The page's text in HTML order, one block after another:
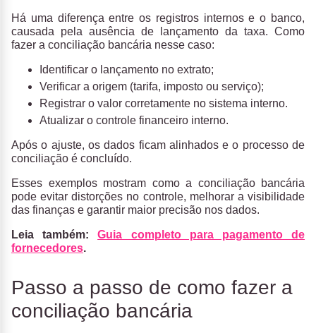
Há uma diferença entre os registros internos e o banco,
causada pela ausência de lançamento da taxa. Como
fazer a conciliação bancária nesse caso:
Identificar o lançamento no extrato;
Verificar a origem (tarifa, imposto ou serviço);
Registrar o valor corretamente no sistema interno.
Atualizar o controle financeiro interno.
Após o ajuste, os dados ficam alinhados e o processo de
conciliação é concluído.
Esses exemplos mostram como a conciliação bancária
pode evitar distorções no controle, melhorar a visibilidade
das finanças e garantir maior precisão nos dados.
Leia também:
Guia completo para pagamento de
fornecedores.
Passo a passo de como fazer a
conciliação bancária